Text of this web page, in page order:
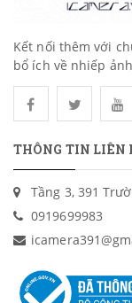
Kết nối thêm với
bổ ích về nhiếp
THÔNG TIN LIÊN
Tầng 3, 391
0919699983